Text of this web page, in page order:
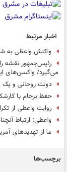
اخبار مرتبط
واکنش واعظی به
رئیس‌جمهور نقشه
می‌گیرد/ واکسن‌های
دولت روحانی و یک
حفظ برجام با
روایت واعظی از
واعظی: ارتباط
ما از تهدیدهای
برچسب‌ها